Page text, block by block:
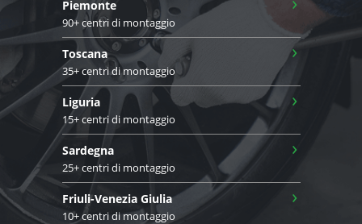
Piemonte
90+ centri di montaggio
Toscana
35+ centri di montaggio
›
Liguria
15+ centri di montaggio
›
Sardegna
25+ centri di montaggio
›
Friuli-Venezia Giulia
10+ centri di montaggio
›